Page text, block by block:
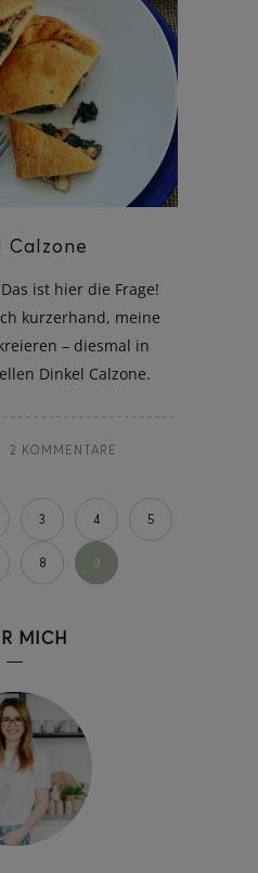
Calzone
ist hier die Frage!
kurzerhand, meine
– diesmal in
Dinkel Calzone.
2 KOMMENTARE
3 4 5
8 9
MICH